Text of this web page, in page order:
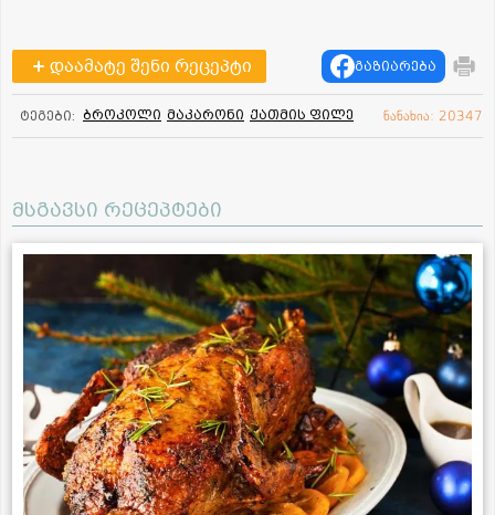
დაამატე შენი რეცეპტი გაზიარება
ტეგები: ბროკოლი მაკარონი ქათმის ფილე ნანახია: 20347
მსგავსი რეცეპტები